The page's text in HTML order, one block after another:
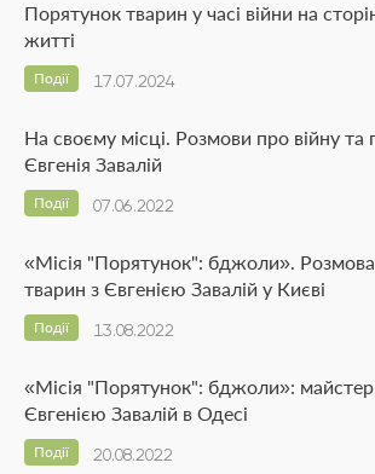
Порятунок тварин у часі війни на
житті
17.07.2024
Події
На своєму місці. Розмови про війну та
Євгенія Завалій
07.06.2022
Події
«Місія "Порятунок": бджоли».
тварин з Євгенією Завалій у Києві
13.08.2022
Події
«Місія "Порятунок": бджоли»:
Євгенією Завалій в Одесі
20.08.2022
Події